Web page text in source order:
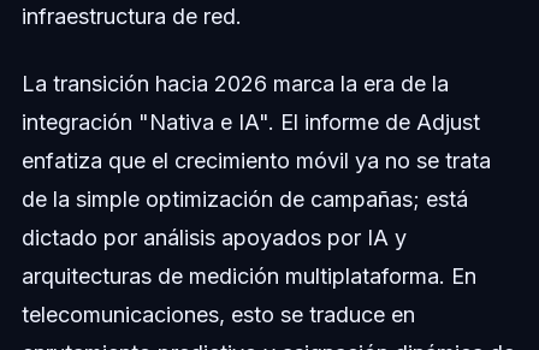
infraestructura de red.
La transición hacia 2026 marca la era de la
integración "Nativa e IA". El informe de Adjust
enfatiza que el crecimiento móvil ya no se trata
de la simple optimización de campañas; está
dictado por análisis apoyados por IA y
arquitecturas de medición multiplataforma. En
telecomunicaciones, esto se traduce en